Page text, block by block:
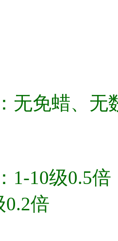
：无免蜡、
1-10级0.5倍
0.2倍